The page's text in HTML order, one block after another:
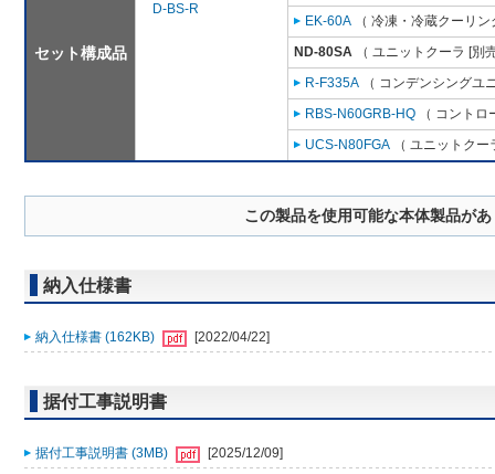
セット構成品
D-BS-R
EK-60A （ 冷凍・冷蔵クーリ
ND-80SA （ ユニットクーラ [別
R-F335A （ コンデンシングユ
RBS-N60GRB-HQ （ コント
UCS-N80FGA （ ユニットク
この製品を使用可能な本体製品が
納入仕様書
納入仕様書 (162KB) [2022/04/22]
据付工事説明書
据付工事説明書 (3MB) [2025/12/09]